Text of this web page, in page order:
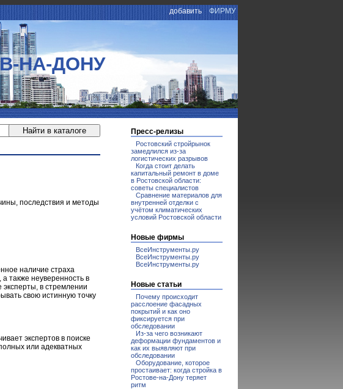
добавить ФИРМУ
НА-ДОНУ
последствия и методы
наличие страха
также неуверенность в
эксперты, в стремлении
свою истинную точку
экспертов в поиске
или адекватных
Пресс-релизы
Ростовский стройрынок
замедлился из-за
логистических разрывов
Когда стоит делать
капитальный ремонт в доме
в Ростовской области:
советы специалистов
Сравнение материалов для
внутренней отделки с
учётом климатических
условий Ростовской области
Новые фирмы
ВсеИнструменты.ру
ВсеИнструменты.ру
ВсеИнструменты.ру
Новые статьи
Почему происходит
расслоение фасадных
покрытий и как оно
фиксируется при
обследовании
Из-за чего возникают
деформации фундаментов и
как их выявляют при
обследовании
Оборудование, которое
простаивает: когда стройка в
Ростове-на-Дону теряет
ритм